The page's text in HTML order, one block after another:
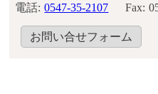
電話: 0547-35-2107 Fax:
お問い合せフォーム